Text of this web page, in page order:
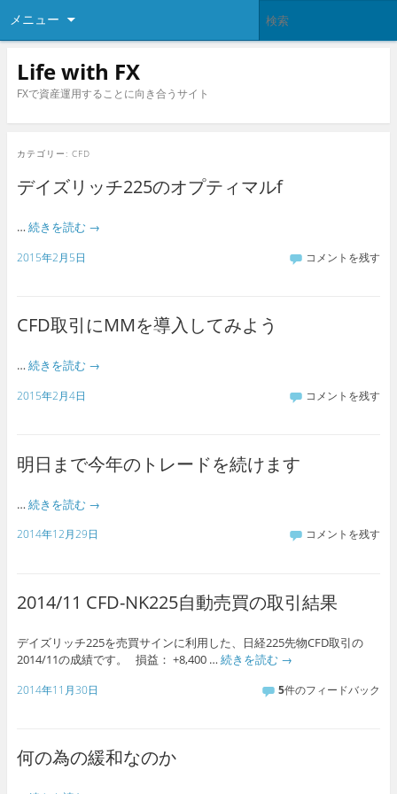
メニュー
Life with FX
FXで資産運用することに向き合うサイト
カテゴリー: CFD
デイズリッチ225のオプティマルf
… 続きを読む →
2015年2月5日 コメントを残す
CFD取引にMMを導入してみよう
… 続きを読む →
2015年2月4日 コメントを残す
明日まで今年のトレードを続けます
… 続きを読む →
2014年12月29日 コメントを残す
2014/11 CFD-NK225自動売買の取引結果
デイズリッチ225を売買サインに利用した、日経225先物CFD取引の
2014/11の成績です。 損益： +8,400 … 続きを読む →
2014年11月30日 5件のフィードバック
何の為の緩和なのか